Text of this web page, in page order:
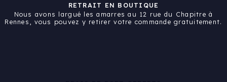
RETRAIT EN BOUTIQUE
Nous avons largué les amarres au 12 rue du Chapitre à
Rennes, vous pouvez y retirer votre commande gratuitement.